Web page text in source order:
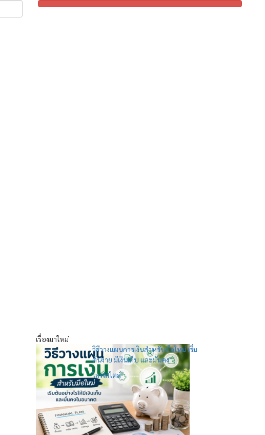
เรื่องมาใหม่
วิธีวางแผนการเงินสำหรับมือใหม่ เริ่ม
ต้นง่าย มีเงินเก็บ และมั่นคง
ไลฟ์สไตล์